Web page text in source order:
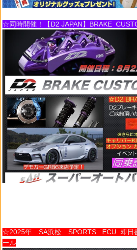
☆同時開催！【D2 JAPAN】BRAKE
☆2025年 SA浜松 SPORTS ECU 即日
ール